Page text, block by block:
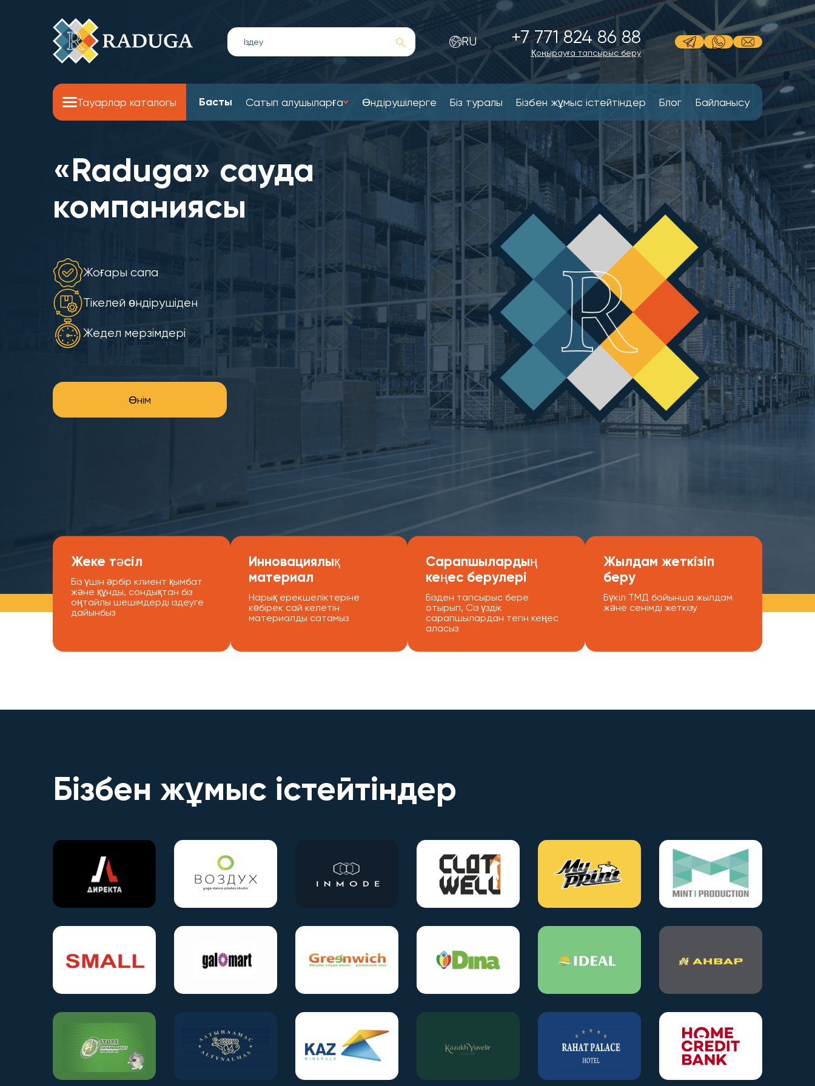
RU +7 771 824 86 88
Қоңырауға тапсырыс беру
Тауарлар каталогы Басты Сатып алушыларға Өндірушілерге Біз туралы Бізбен жұмыс істейтіндер Блог Байланысу
«Raduga» сауда
компаниясы
Жоғары сапа
Тікелей өндірушіден
Жедел мерзімдері
Өнім
Жеке тәсіл
Біз үшін әрбір клиент қымбат
және құнды, сондықтан біз
оңтайлы шешімдерді іздеуге
дайынбыз
Инновациялық
материал
Нарық ерекшеліктеріне
көбірек сай келетін
материалды сатамыз
Сарапшылардың
кеңес берулері
Бізден тапсырыс бере
отырып, Сіз үздік
сарапшылардан тегін кеңес
аласыз
Жылдам жеткізіп
беру
Бүкіл ТМД бойынша жылдам
және сенімді жеткізу
Бізбен жұмыс істейтіндер